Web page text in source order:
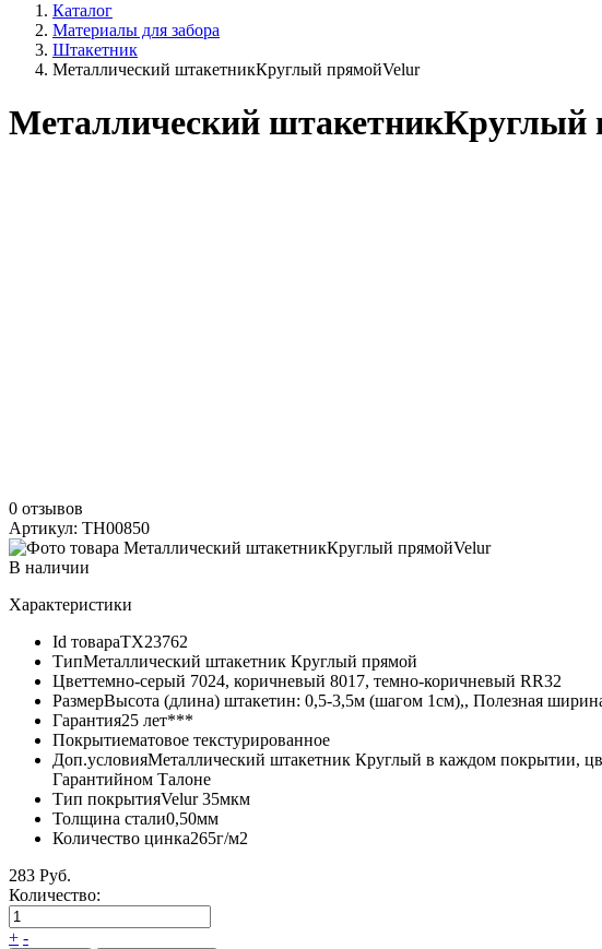
Каталог
Материалы для забора
Штакетник
Металлический штакетникКруглый прямойVelur
Металлический штакетникКруглый
0 отзывов
Артикул: TH00850
В наличии
Характеристики
Id товараТХ23762
ТипМеталлический штакетник Круглый прямой
Цветтемно-серый 7024, коричневый 8017, темно-коричневый RR32
РазмерВысота (длина) штакетин: 0,5-3,5м (шагом 1см),, Полезная
Гарантия25 лет***
Покрытиематовое текстурированное
Доп.условияМеталлический штакетник Круглый в каждом покрытии,
Гарантийном Талоне
Тип покрытияVelur 35мкм
Толщина стали0,50мм
Количество цинка265г/м2
283 Руб.
Количество:
+ -